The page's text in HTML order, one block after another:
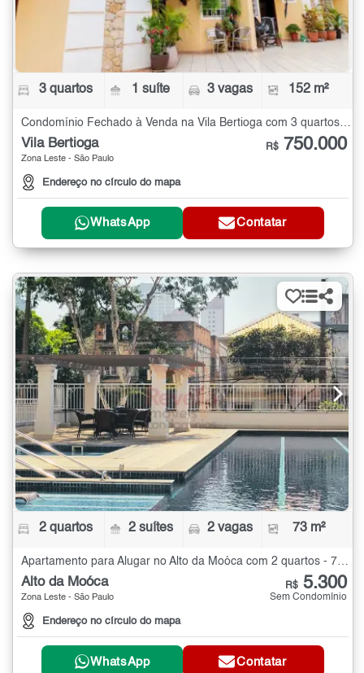
3 quartos 1 suíte 3 vagas 152 m²
Vila Bertioga
Zona Leste - São Paulo
Endereço no círculo do mapa
R$ 750.000
WhatsApp Contatar
2 quartos 2 suítes 2 vagas 73 m²
Apartamento para Alugar no Alto da Moóca com 2 quartos - 73 m²
Alto da Moóca
Zona Leste - São Paulo
Endereço no círculo do mapa
R$ 5.300
Sem Condomínio
WhatsApp Contatar